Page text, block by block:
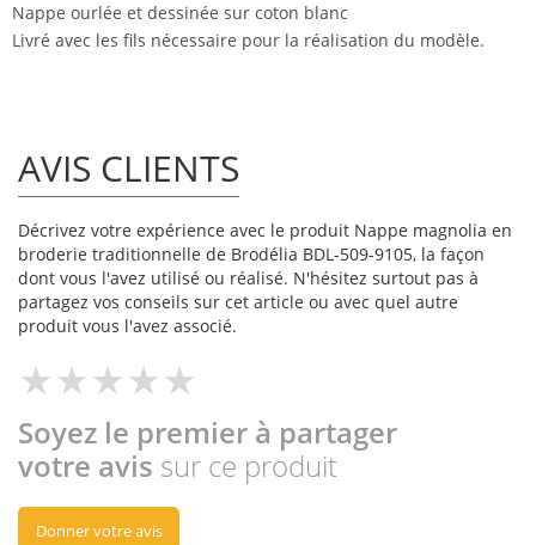
Nappe ourlée et dessinée sur coton blanc
Livré avec les fils nécessaire pour la réalisation du modèle.
AVIS CLIENTS
Décrivez votre expérience avec le produit Nappe magnolia en
broderie traditionnelle de Brodélia BDL-509-9105, la façon
dont vous l'avez utilisé ou réalisé. N'hésitez surtout pas à
partagez vos conseils sur cet article ou avec quel autre
produit vous l'avez associé.
Soyez le premier à partager
votre avis sur ce produit
Donner votre avis